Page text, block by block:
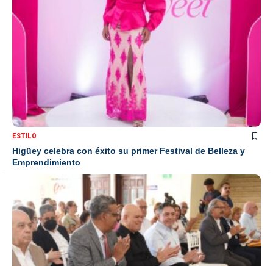
ESTILO
Higüey celebra con éxito su primer Festival de Belleza y
Emprendimiento